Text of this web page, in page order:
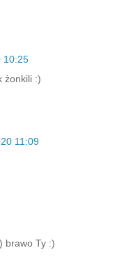
10:25
żonkili :)
11:09
brawo Ty :)